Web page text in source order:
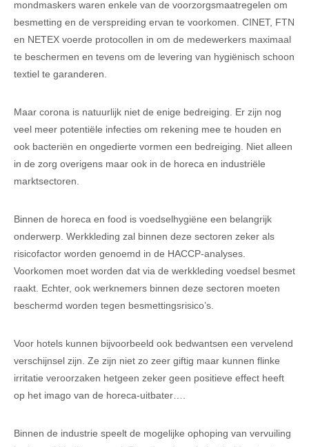
mondmaskers waren enkele van de voorzorgsmaatregelen om
besmetting en de verspreiding ervan te voorkomen. CINET, FTN
en NETEX voerde protocollen in om de medewerkers maximaal
te beschermen en tevens om de levering van hygiënisch schoon
textiel te garanderen.
Maar corona is natuurlijk niet de enige bedreiging. Er zijn nog
veel meer potentiële infecties om rekening mee te houden en
ook bacteriën en ongedierte vormen een bedreiging. Niet alleen
in de zorg overigens maar ook in de horeca en industriële
marktsectoren.
Binnen de horeca en food is voedselhygiëne een belangrijk
onderwerp. Werkkleding zal binnen deze sectoren zeker als
risicofactor worden genoemd in de HACCP-analyses.
Voorkomen moet worden dat via de werkkleding voedsel besmet
raakt. Echter, ook werknemers binnen deze sectoren moeten
beschermd worden tegen besmettingsrisico’s.
Voor hotels kunnen bijvoorbeeld ook bedwantsen een vervelend
verschijnsel zijn. Ze zijn niet zo zeer giftig maar kunnen flinke
irritatie veroorzaken hetgeen zeker geen positieve effect heeft
op het imago van de horeca-uitbater….
Binnen de industrie speelt de mogelijke ophoping van vervuiling